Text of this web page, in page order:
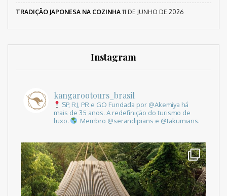
TRADIÇÃO JAPONESA NA COZINHA 11 DE JUNHO DE 2026
Instagram
kangarootours_brasil
SP, RJ, PR e GO Fundada por @Akemiya há
mais de 35 anos. A redefinição do turismo de
luxo.
Membro @serandipians e @takumians.